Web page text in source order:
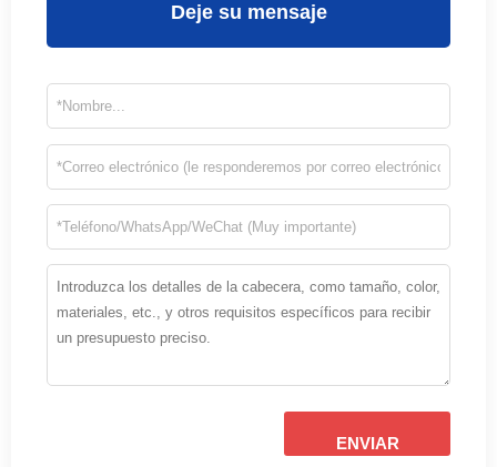
Deje su mensaje
ENVIAR